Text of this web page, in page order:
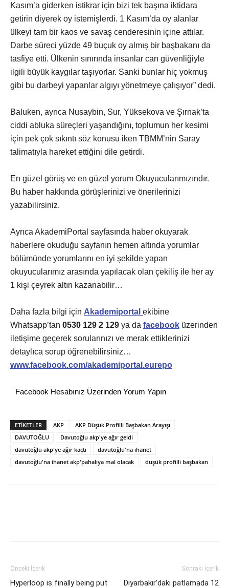
Kasım’a giderken istikrar için bizi tek başına iktidara
getirin diyerek oy istemişlerdi. 1 Kasım’da oy alanlar
ülkeyi tam bir kaos ve savaş cenderesinin içine attılar.
Darbe süreci yüzde 49 buçuk oy almış bir başbakanı da
tasfiye etti. Ülkenin sınırında insanlar can güvenliğiyle
ilgili büyük kaygılar taşıyorlar. Sanki bunlar hiç yokmuş
gibi bu darbeyi yapanlar algıyı yönetmeye çalışıyor” dedi.
Baluken, ayrıca Nusaybin, Sur, Yüksekova ve Şırnak’ta
ciddi abluka süreçleri yaşandığını, toplumun her kesimi
için pek çok sıkıntı söz konusu iken TBMM’nin Saray
talimatıyla hareket ettiğini dile getirdi.
En güzel görüş ve en güzel yorum Okuyucularımızındır.
Bu haber hakkında görüşlerinizi ve önerilerinizi
yazabilirsiniz.
Ayrıca AkademiPortal sayfasında haber okuyarak
haberlere okuduğu sayfanın hemen altında yorumlar
bölümünde yorumlarını en iyi şekilde yapan
okuyucularımız arasında yapılacak olan çekiliş ile her ay
1 kişi çeyrek altın kazanabilir…
Daha fazla bilgi için Akademiportal ekibine
Whatsapp’tan 0530 129 2 129 ya da facebook üzerinden
iletişime geçerek sorularınızı ve merak ettiklerinizi
detaylıca sorup öğrenebilirsiniz…
www.facebook.com/akademiportal.eurepo
Facebook Hesabınız Üzerinden Yorum Yapın
ETİKETLER AKP
AKP Düşük Profilli Başbakan Arayışı
DAVUTOĞLU
Davutoğlu akp'ye ağır geldi
davutoğlu akp'ye ağır kaçtı
davutoğlu'na ihanet
davutoğlu'na ihanet akp'pahalıya mal olacak
düşük profilli başbakan
Önceki İçerik
Hyperloop is finally being put
Sonraki İçerik
Diyarbakır’daki patlamada 12